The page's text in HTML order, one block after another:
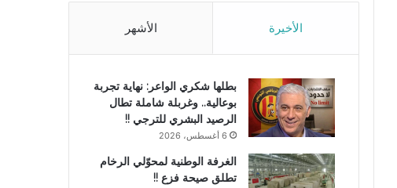
الأخيرة الأشهر
بطلها شكري الواعر: نهاية تجربة
بوعالية.. وغربلة شاملة تطال
الرصيد البشري للترجي !!
6 أغسطس، 2026
الغرفة الوطنية لمحوّلي الرخام
تطلق صيحة فزع !!